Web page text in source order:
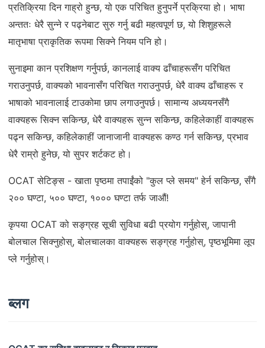
प्रतिक्रिया दिन गाह्रो हुन्छ, यो एक परिचित हुनुपर्ने प्रक्रिया हो। भाषा
अन्ततः धेरै सुन्ने र पढ्नेबाट सुरु गर्नु बढी महत्वपूर्ण छ, यो शिशुहरूले
मातृभाषा प्राकृतिक रूपमा सिक्ने नियम पनि हो।
सुनाइमा कान प्रशिक्षण गर्नुपर्छ, कानलाई वाक्य ढाँचाहरूसँग परिचित
गराउनुपर्छ, वाक्यको भावनासँग परिचित गराउनुपर्छ, धेरै वाक्य ढाँचाहरू र
भाषाको भावनालाई टाउकोमा छाप लगाउनुपर्छ। सामान्य अध्ययनसँगै
वाक्यहरू सिक्न सकिन्छ, धेरै वाक्यहरू सुन्न सकिन्छ, कहिलेकाहीं वाक्यहरू
पढ्न सकिन्छ, कहिलेकाहीं जानाजानी वाक्यहरू कण्ठ गर्न सकिन्छ, प्रभाव
धेरै राम्रो हुनेछ, यो सुपर शर्टकट हो।
OCAT सेटिङ्स - खाता पृष्ठमा तपाईंको "कुल प्ले समय" हेर्न सकिन्छ, सँगै
२०० घण्टा, ५०० घण्टा, १००० घण्टा तर्फ जाऔं!
कृपया OCAT को सङ्ग्रह सूची सुविधा बढी प्रयोग गर्नुहोस्, जापानी
बोलचाल सिक्नुहोस्, बोलचालका वाक्यहरू सङ्ग्रह गर्नुहोस्, पृष्ठभूमिमा लूप
प्ले गर्नुहोस्।
ब्लग